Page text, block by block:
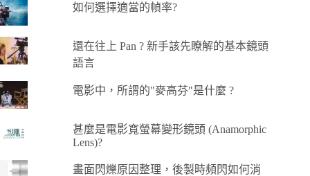
如何選擇適當的幀率?
還在往上 Pan ? 新手該先瞭解的基本鏡頭
語言
電影中，所謂的"麥高芬"是什麼 ?
甚麼是電影寬螢幕變形鏡頭 (Anamorphic
Lens)?
畫面閃爍原因整理，後製時頻閃如何消